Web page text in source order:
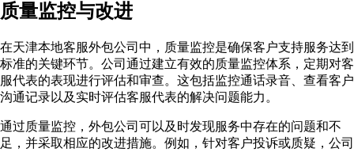
质量监控与改进
在天津本地客服外包公司中，质量监控是确保客户支持服务达到
标准的关键环节。公司通过建立有效的质量监控体系，定期对客
服代表的表现进行评估和审查。这包括监控通话录音、查看客户
沟通记录以及实时评估客服代表的解决问题能力。
通过质量监控，外包公司可以及时发现服务中存在的问题和不
足，并采取相应的改进措施。例如，针对客户投诉或质疑，公司